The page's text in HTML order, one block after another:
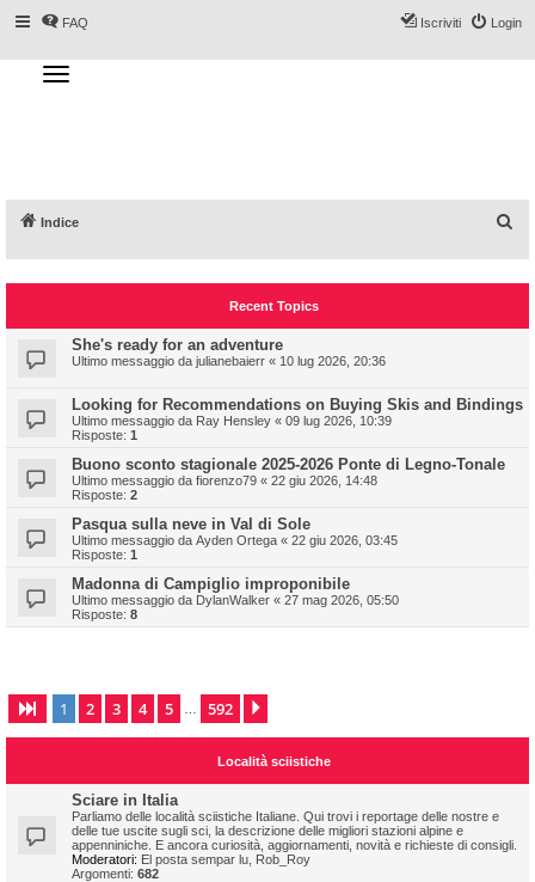
FAQ Login
Iscriviti
T
o
g
a
t
Indice
Recent Topics
She's ready for an adventure
Ultimo messaggio da julianebaierr « 10 lug 2026, 20:36
Looking for Recommendations on Buying Skis and Bindings
Ultimo messaggio da Ray Hensley « 09 lug 2026, 10:39
Risposte: 1
Buono sconto stagionale 2025-2026 Ponte di Legno-Tonale
Ultimo messaggio da fiorenzo79 « 22 giu 2026, 14:48
Risposte: 2
Pasqua sulla neve in Val di Sole
Ultimo messaggio da Ayden Ortega « 22 giu 2026, 03:45
Risposte: 1
Madonna di Campiglio improponibile
Ultimo messaggio da DylanWalker « 27 mag 2026, 05:50
Risposte: 8
Pagina di 592
1 2 3 4 5 592
Località sciistiche
Sciare in Italia
Parliamo delle località sciistiche Italiane. Qui trovi i reportage delle nostre e
delle tue uscite sugli sci, la descrizione delle migliori stazioni alpine e
appenniniche. E ancora curiosità, aggiornamenti, novità e richieste di consigli.
Moderatori: El posta sempar lu Rob_Roy
Argomenti: 682